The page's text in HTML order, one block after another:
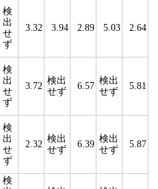
検
出
せ
ず
3.32 3.94 2.89 5.03 2.64
検
出
せ
ず
3.72
検出
せず
6.57
検出
せず
5.81
検
出
せ
ず
2.32
検出
せず
6.39
検出
せず
5.87
検